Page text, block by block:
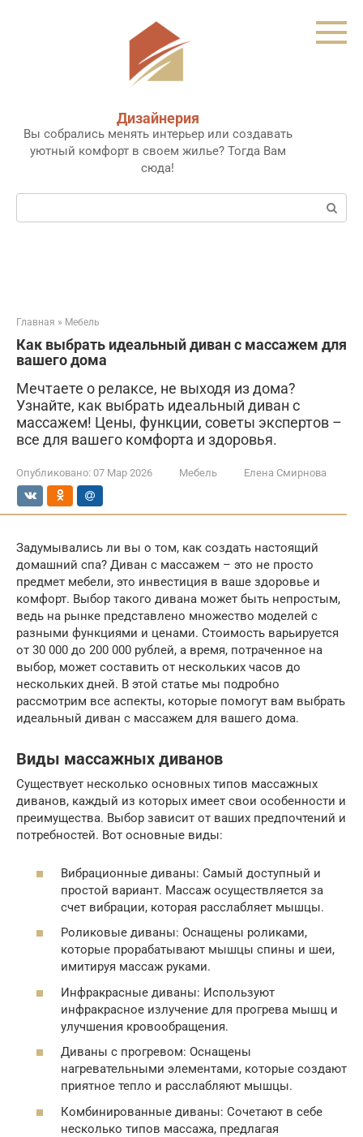
Дизайнерия
Вы собрались менять интерьер или создавать
уютный комфорт в своем жилье? Тогда Вам
сюда!
Поиск:
Главная » Мебель
Как выбрать идеальный диван с массажем для
вашего дома
Мечтаете о релаксе, не выходя из дома?
Узнайте, как выбрать идеальный диван с
массажем! Цены, функции, советы экспертов –
все для вашего комфорта и здоровья.
Опубликовано: 07 Мар 2026 Мебель Елена Смирнова
Задумывались ли вы о том, как создать настоящий
домашний спа? Диван с массажем – это не просто
предмет мебели, это инвестиция в ваше здоровье и
комфорт. Выбор такого дивана может быть непростым,
ведь на рынке представлено множество моделей с
разными функциями и ценами. Стоимость варьируется
от 30 000 до 200 000 рублей, а время, потраченное на
выбор, может составить от нескольких часов до
нескольких дней. В этой статье мы подробно
рассмотрим все аспекты, которые помогут вам выбрать
идеальный диван с массажем для вашего дома.
Виды массажных диванов
Существует несколько основных типов массажных
диванов, каждый из которых имеет свои особенности и
преимущества. Выбор зависит от ваших предпочтений и
потребностей. Вот основные виды:
Вибрационные диваны: Самый доступный и
простой вариант. Массаж осуществляется за
счет вибрации, которая расслабляет мышцы.
Роликовые диваны: Оснащены роликами,
которые прорабатывают мышцы спины и шеи,
имитируя массаж руками.
Инфракрасные диваны: Используют
инфракрасное излучение для прогрева мышц и
улучшения кровообращения.
Диваны с прогревом: Оснащены
нагревательными элементами, которые создают
приятное тепло и расслабляют мышцы.
Комбинированные диваны: Сочетают в себе
несколько типов массажа, предлагая